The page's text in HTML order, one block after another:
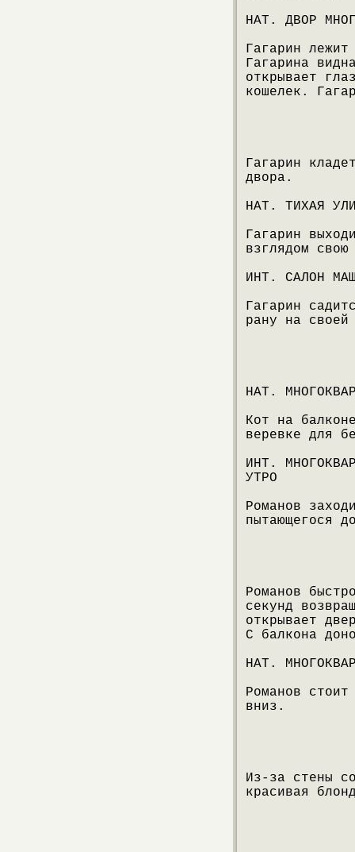
НАТ. ДВОР
Гагарин
Гагарина
открывает
кошелек.
Гагарин
двора.
НАТ. ТИХАЯ
Гагарин
взглядом
ИНТ. САЛОН
Гагарин
рану на своей
НАТ.
Кот на
веревке для
ИНТ.
УТРО
Романов
пытающегося
Романов
секунд
открывает
С балкона
НАТ.
Романов
вниз.
Из-за стены
красивая